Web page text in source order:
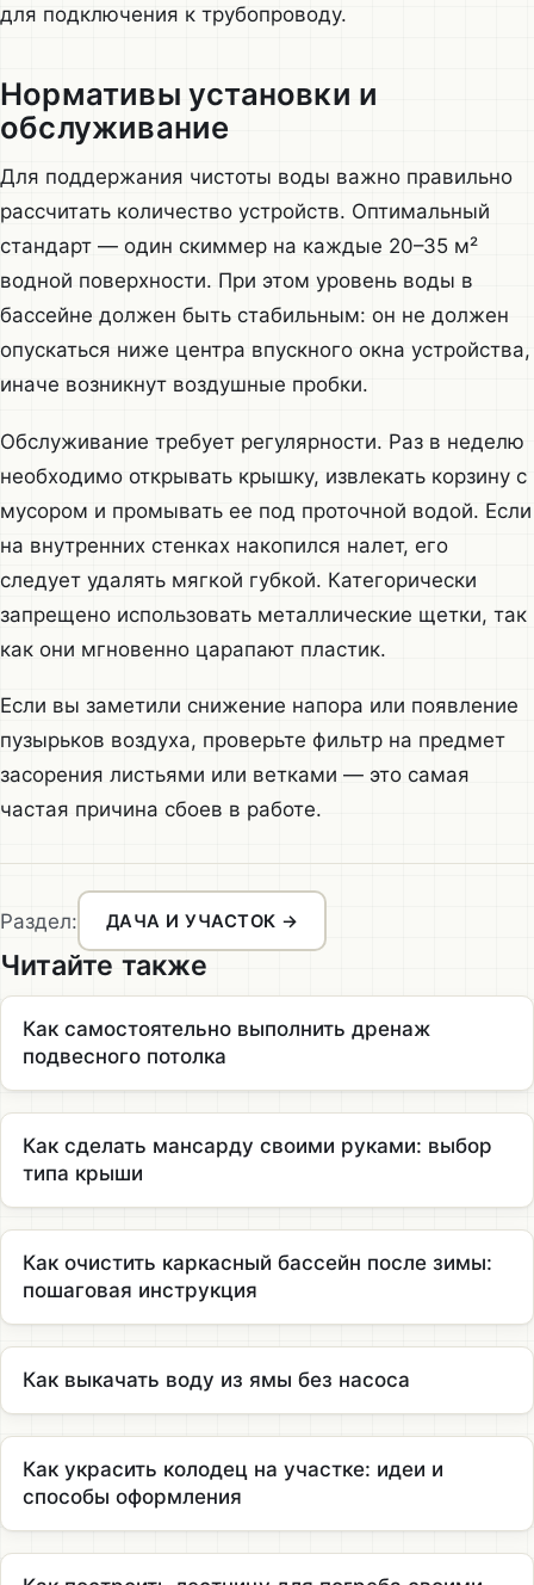
для подключения к трубопроводу.
Нормативы установки и
обслуживание
Для поддержания чистоты воды важно правильно
рассчитать количество устройств. Оптимальный
стандарт — один скиммер на каждые 20–35 м²
водной поверхности. При этом уровень воды в
бассейне должен быть стабильным: он не должен
опускаться ниже центра впускного окна устройства,
иначе возникнут воздушные пробки.
Обслуживание требует регулярности. Раз в неделю
необходимо открывать крышку, извлекать корзину с
мусором и промывать ее под проточной водой. Если
на внутренних стенках накопился налет, его
следует удалять мягкой губкой. Категорически
запрещено использовать металлические щетки, так
как они мгновенно царапают пластик.
Если вы заметили снижение напора или появление
пузырьков воздуха, проверьте фильтр на предмет
засорения листьями или ветками — это самая
частая причина сбоев в работе.
Раздел: ДАЧА И УЧАСТОК →
Читайте также
Как самостоятельно выполнить дренаж
подвесного потолка
Как сделать мансарду своими руками: выбор
типа крыши
Как очистить каркасный бассейн после зимы:
пошаговая инструкция
Как выкачать воду из ямы без насоса
Как украсить колодец на участке: идеи и
способы оформления